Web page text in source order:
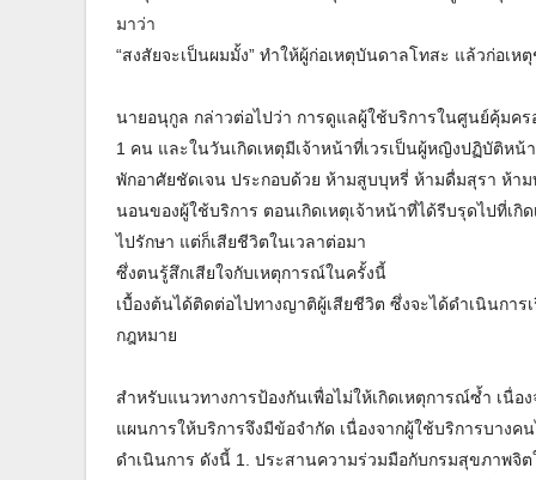
มาว่า
“สงสัยจะเป็นผมมั้ง” ทำให้ผู้ก่อเหตุบันดาลโทสะ แล้วก่อเ
นายอนุกูล กล่าวต่อไปว่า การดูแลผู้ใช้บริการในศูนย์คุ้มค
1 คน และในวันเกิดเหตุมีเจ้าหน้าที่เวรเป็นผู้หญิงปฏิบัติห
พักอาศัยชัดเจน ประกอบด้วย ห้ามสูบบุหรี่ ห้ามดื่มสุรา ห้าม
นอนของผู้ใช้บริการ ตอนเกิดเหตุเจ้าหน้าที่ได้รีบรุดไปที่เ
ไปรักษา แต่ก็เสียชีวิตในเวลาต่อมา
ซึ่งตนรู้สึกเสียใจกับเหตุการณ์ในครั้งนี้
เบื้องต้นได้ติดต่อไปทางญาติผู้เสียชีวิต ซึ่งจะได้ดำเนินกา
กฎหมาย
สำหรับแนวทางการป้องกันเพื่อไม่ให้เกิดเหตุการณ์ซ้ำ เนื่
แผนการให้บริการจึงมีข้อจำกัด เนื่องจากผู้ใช้บริการบาง
ดำเนินการ ดังนี้ 1. ประสานความร่วมมือกับกรมสุขภาพจิ